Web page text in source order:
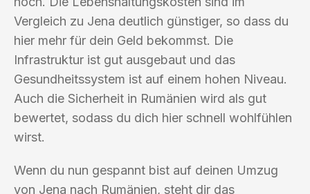
Vergleich zu Jena deutlich günstiger, so dass du
hier mehr für dein Geld bekommst. Die
Infrastruktur ist gut ausgebaut und das
Gesundheitssystem ist auf einem hohen Niveau.
Auch die Sicherheit in Rumänien wird als gut
bewertet, sodass du dich hier schnell wohlfühlen
wirst.
Wenn du nun gespannt bist auf deinen Umzug
von Jena nach Rumänien, steht dir das